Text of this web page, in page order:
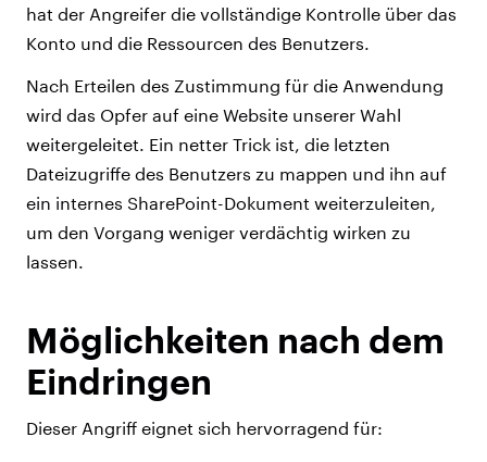
hat der Angreifer die vollständige Kontrolle über das
Konto und die Ressourcen des Benutzers.
Nach Erteilen des Zustimmung für die Anwendung
wird das Opfer auf eine Website unserer Wahl
weitergeleitet. Ein netter Trick ist, die letzten
Dateizugriffe des Benutzers zu mappen und ihn auf
ein internes SharePoint-Dokument weiterzuleiten,
um den Vorgang weniger verdächtig wirken zu
lassen.
Möglichkeiten nach dem
Eindringen
Dieser Angriff eignet sich hervorragend für: